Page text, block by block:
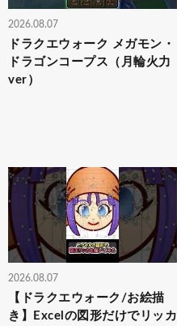
2026.08.07
ドラクエウォーク メガモン・
ドラゴンコープス（月輪火力
ver）
2026.08.07
【ドラクエウォーク/お絵描
き】Excelの図形だけでリッカ